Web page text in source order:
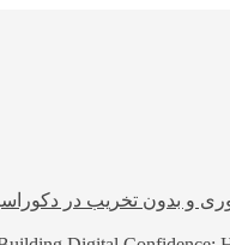
و بدون تخریب در